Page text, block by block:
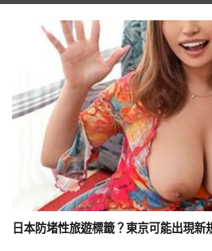
日本防堵性旅遊標籤？東京可能出現